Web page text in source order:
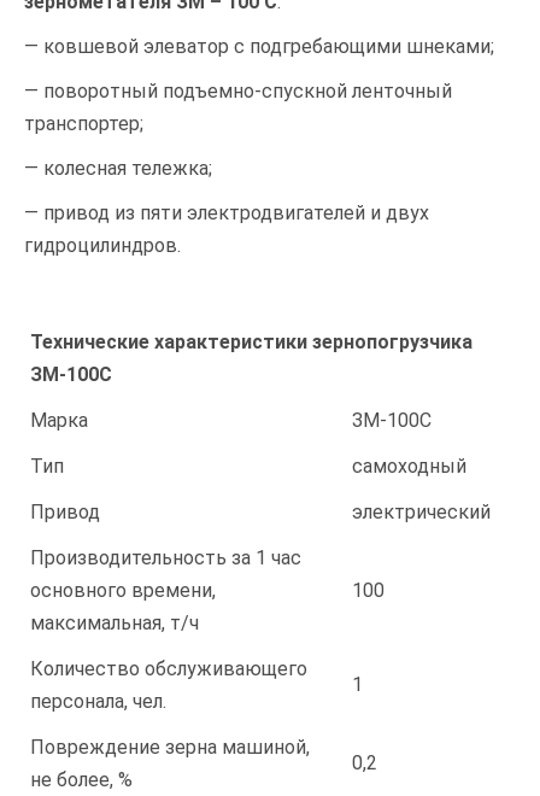
— ковшевой элеватор с подгребающими шнеками;
— поворотный подъемно-спускной ленточный
транспортер;
— колесная тележка;
— привод из пяти электродвигателей и двух
гидроцилиндров.
Технические характеристики зернопогрузчика
ЗМ-100С
Марка
ЗМ-100С
Тип
самоходный
Привод
электрический
Производительность за 1 час
основного времени,
максимальная, т/ч
100
Количество обслуживающего
персонала, чел.
1
Повреждение зерна машиной,
не более, %
0,2